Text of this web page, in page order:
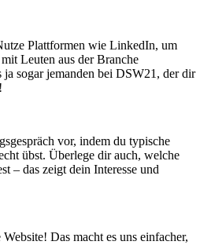
Plattformen wie LinkedIn, um
Leuten aus der Branche
sogar jemanden bei DSW21, der dir
vor, indem du typische
übst. Überlege dir auch, welche
– das zeigt dein Interesse und
Das macht es uns einfacher,